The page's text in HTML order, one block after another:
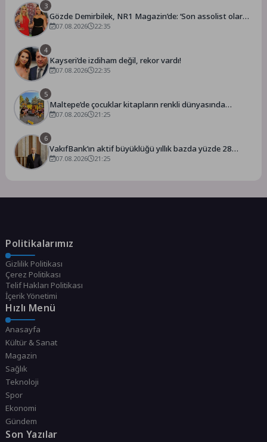
3
Gözde Demirbilek, NR1 Magazin’de: ‘Son assolist olarak
var olacağım!’
07.08.2026 22:35
4
Kayseri’de izdiham değil, rekor vardı!
07.08.2026 22:35
5
Maltepe’de çocuklar kitapların renkli dünyasında
buluştu
07.08.2026 21:25
6
VakıfBank’ın aktif büyüklüğü yıllık bazda yüzde 28
artışla 5,8 trilyon TL’yi aştı
07.08.2026 21:25
Politikalarımız
Gizlilik Politikası
Çerez Politikası
Telif Hakları Politikası
İçerik Yönetimi
Hızlı Menü
Anasayfa
Kültür & Sanat
Magazin
Sağlık
Teknoloji
Spor
Ekonomi
Gündem
Son Yazılar